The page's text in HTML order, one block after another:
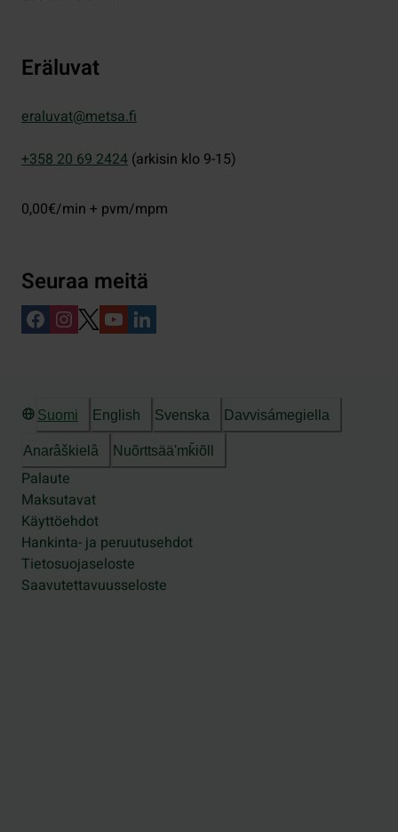
Eräluvat
eraluvat@metsa.fi
+358 20 69 2424 (arkisin klo 9-15)
0,00€/min + pvm/mpm
Seuraa meitä
Suomi English Svenska Davvisámegiella
Anarâškielâ Nuõrttsääʹmǩiõll
Palaute
Maksutavat
Käyttöehdot
Hankinta- ja peruutusehdot
Tietosuojaseloste
Saavutettavuusseloste